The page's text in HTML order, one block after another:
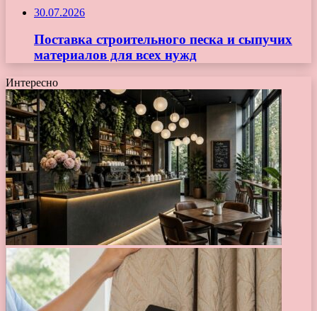
30.07.2026
Поставка строительного песка и сыпучих
материалов для всех нужд
Интересно